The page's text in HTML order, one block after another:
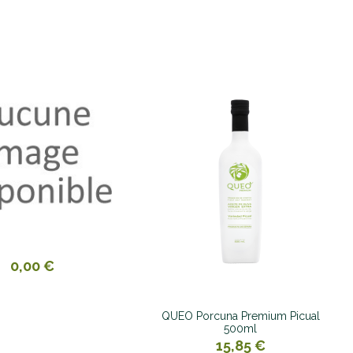
0,00 €
QUEO Porcuna Premium Picual
500ml
15,85 €